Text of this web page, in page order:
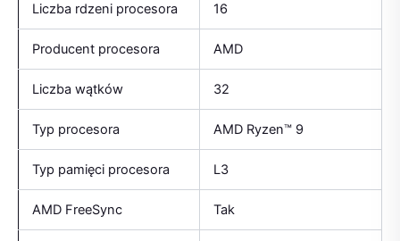
Liczba rdzeni procesora 16
Producent procesora AMD
Liczba wątków 32
Typ procesora AMD Ryzen™ 9
Typ pamięci procesora L3
AMD FreeSync Tak